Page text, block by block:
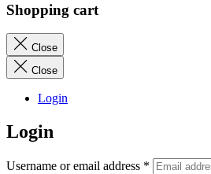
Shopping cart
Close
Close
Login
Login
Username or email address *